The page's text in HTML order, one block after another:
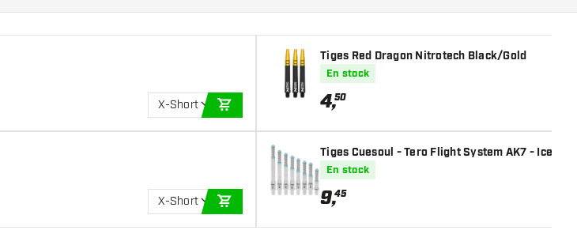
X-Short
AJOUTER AU PANIER
X-Short
AJOUTER AU PANIER
Tiges Red Dragon Nitrotech Black/Gold
En stock
4,50
Tiges Cuesoul - Tero Flight System AK7 - Ice
En stock
9,45